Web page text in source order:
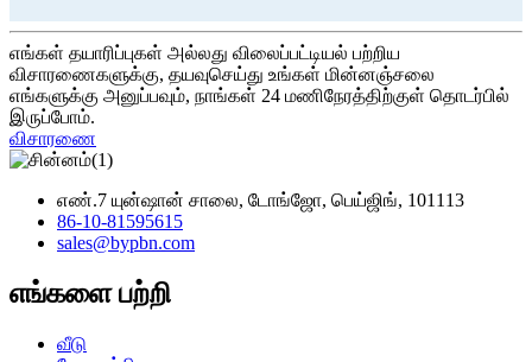
எங்கள் தயாரிப்புகள் அல்லது விலைப்பட்டியல் பற்றிய
விசாரணைகளுக்கு, தயவுசெய்து உங்கள் மின்னஞ்சலை
எங்களுக்கு அனுப்பவும், நாங்கள் 24 மணிநேரத்திற்குள் தொடர்பில்
இருப்போம்.
விசாரணை
எண்.7 யுன்ஷான் சாலை, டோங்ஜோ, பெய்ஜிங், 101113
86-10-81595615
sales@bypbn.com
எங்களை பற்றி
வீடு